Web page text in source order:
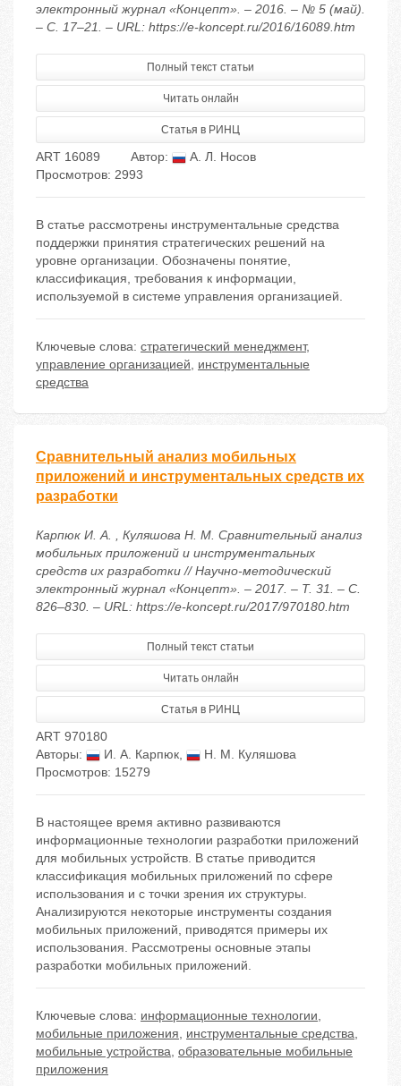
электронный журнал «Концепт». – 2016. – № 5 (май).
– С. 17–21. – URL: https://e-koncept.ru/2016/16089.htm
Полный текст статьи
Читать онлайн
Статья в РИНЦ
ART 16089 Автор:
А. Л. Носов
Просмотров: 2993
В статье рассмотрены инструментальные средства
поддержки принятия стратегических решений на
уровне организации. Обозначены понятие,
классификация, требования к информации,
используемой в системе управления организацией.
Ключевые слова: стратегический менеджмент,
управление организацией, инструментальные
средства
Сравнительный анализ мобильных
приложений и инструментальных средств их
разработки
Карпюк И. А. , Куляшова Н. М. Сравнительный анализ
мобильных приложений и инструментальных
средств их разработки // Научно-методический
электронный журнал «Концепт». – 2017. – Т. 31. – С.
826–830. – URL: https://e-koncept.ru/2017/970180.htm
Полный текст статьи
Читать онлайн
Статья в РИНЦ
ART 970180
Авторы:
И. А. Карпюк,
Н. М. Куляшова
Просмотров: 15279
В настоящее время активно развиваются
информационные технологии разработки приложений
для мобильных устройств. В статье приводится
классификация мобильных приложений по сфере
использования и с точки зрения их структуры.
Анализируются некоторые инструменты создания
мобильных приложений, приводятся примеры их
использования. Рассмотрены основные этапы
разработки мобильных приложений.
Ключевые слова: информационные технологии,
мобильные приложения, инструментальные средства,
мобильные устройства, образовательные мобильные
приложения